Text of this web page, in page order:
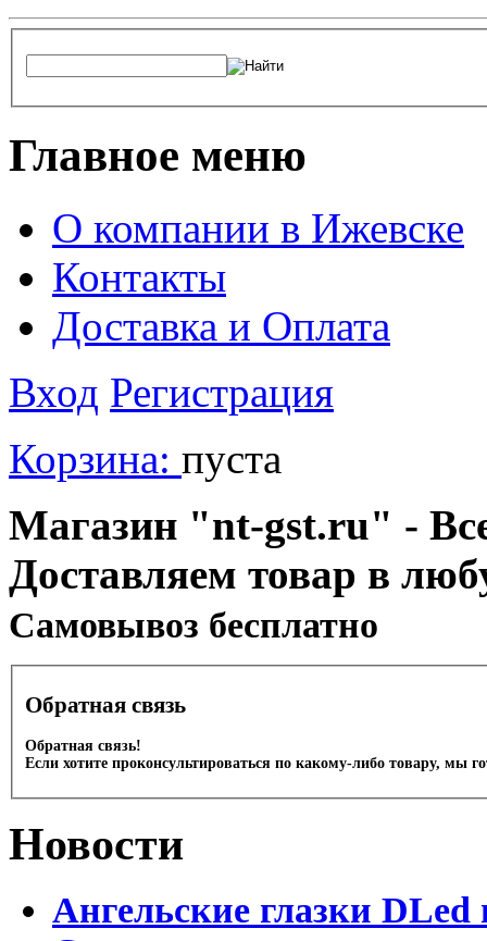
Главное меню
О компании в Ижевске
Контакты
Доставка и Оплата
Вход Регистрация
Корзина: пуста
Магазин "nt-gst.ru" -
Доставляем товар в
Cамовывоз бесплатно
Обратная связь
Обратная связь!
Если хотите проконсультироваться по какому-либо товару, мы
Новости
Ангельские глазки DLed